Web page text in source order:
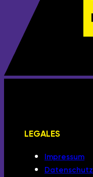
LEGALES
Impressum
Datenschutz